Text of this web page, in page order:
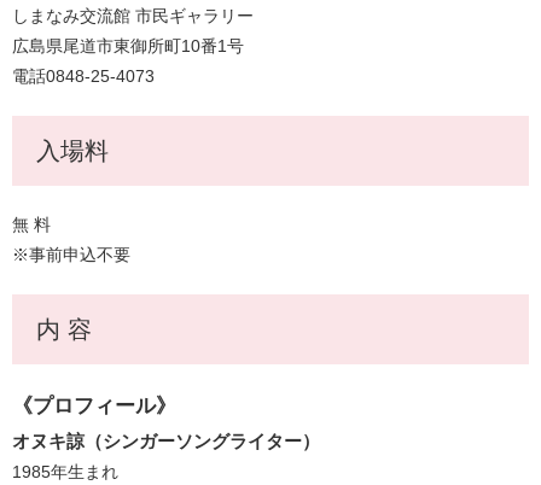
しまなみ交流館 市民ギャラリー
広島県尾道市東御所町10番1号
電話0848-25-4073
入場料
無 料
※事前申込不要
内 容
《プロフィール》
オヌキ諒（シンガーソングライター）
1985年生まれ